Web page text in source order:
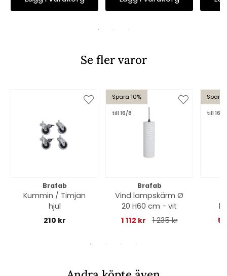
Se fler varor
Brafab
Kummin / Timjan
hjul
210 kr
Spara 10%
till 16/8
Brafab
Vind lampskärm Ø
20 H60 cm - vit
1 112 kr
1 235 kr
Spara
till 16/8